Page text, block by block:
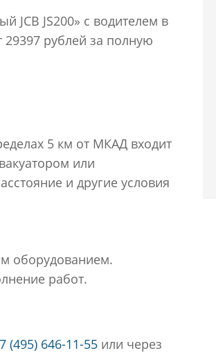
JCB JS200» с водителем в
рублей за полную
5 км от МКАД входит
или
и другие условия
оборудованием.
работ.
(495) 646-11-55 или через